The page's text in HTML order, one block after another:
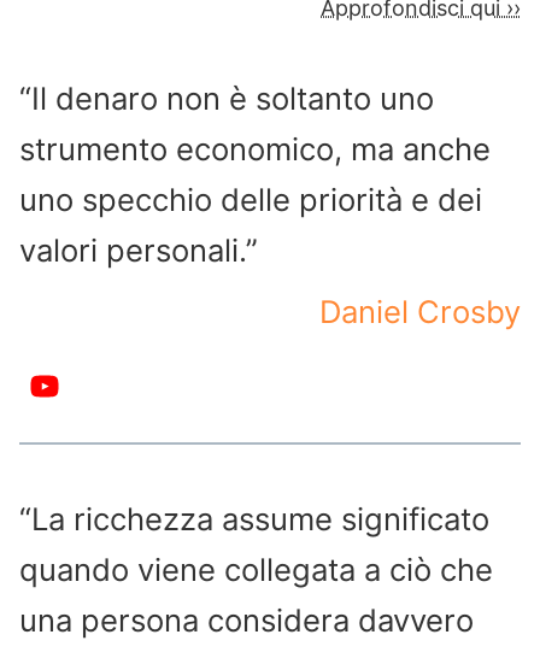
Approfondisci qui ››
“Il denaro non è soltanto uno
strumento economico, ma anche
uno specchio delle priorità e dei
valori personali.”
Daniel Crosby
“La ricchezza assume significato
quando viene collegata a ciò che
una persona considera davvero